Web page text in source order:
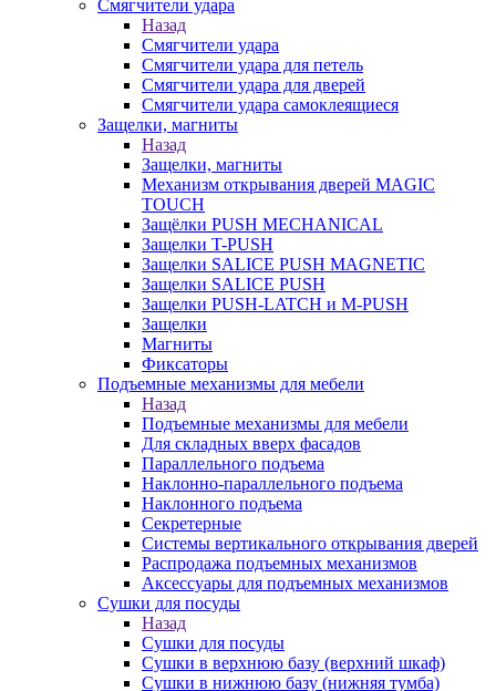
Смягчители удара
Назад
Смягчители удара
Смягчители удара для петель
Смягчители удара для дверей
Cмягчители удара самоклеящиеся
Защелки, магниты
Назад
Защелки, магниты
Механизм открывания дверей MAGIC
TOUCH
Защёлки PUSH MECHANICAL
Защелки T-PUSH
Защелки SALICE PUSH MAGNETIC
Защелки SALICE PUSH
Защелки PUSH-LATCH и M-PUSH
Защелки
Магниты
Фиксаторы
Подъемные механизмы для мебели
Назад
Подъемные механизмы для мебели
Для складных вверх фасадов
Параллельного подъема
Наклонно-параллельного подъема
Наклонного подъема
Секретерные
Системы вертикального открывания дверей
Распродажа подъемных механизмов
Аксессуары для подъемных механизмов
Сушки для посуды
Назад
Сушки для посуды
Сушки в верхнюю базу (верхний шкаф)
Сушки в нижнюю базу (нижняя тумба)